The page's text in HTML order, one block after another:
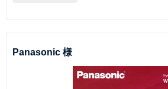
Panasonic 様